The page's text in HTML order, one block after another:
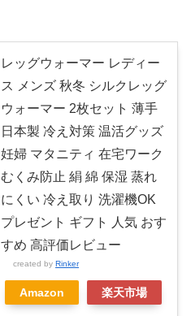
レッグウォーマー レディー
ス メンズ 秋冬 シルクレッグ
ウォーマー 2枚セット 薄手
日本製 冷え対策 温活グッズ
妊婦 マタニティ 在宅ワーク
むくみ防止 絹 綿 保湿 蒸れ
にくい 冷え取り 洗濯機OK
プレゼント ギフト 人気 おす
すめ 高評価レビュー
created by Rinker
Amazon 楽天市場